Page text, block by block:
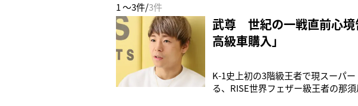
1 ～3件/3件
武尊 世紀の一戦直前心境
高級車購入」
K-1史上初の3階級王者で現スーパ
る、RISE世界フェザー級王者の那